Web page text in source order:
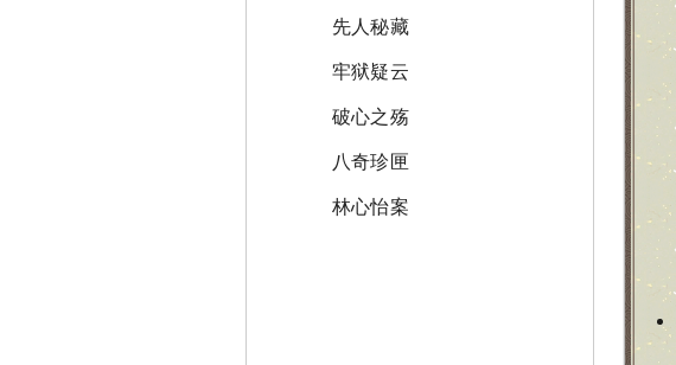
先人秘藏
牢狱疑云
破心之殇
八奇珍匣
林心怡案